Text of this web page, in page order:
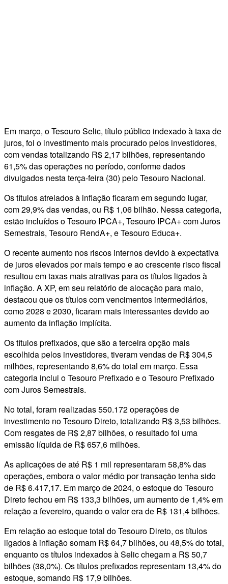
Em março, o Tesouro Selic, título público indexado à taxa de
juros, foi o investimento mais procurado pelos investidores,
com vendas totalizando R$ 2,17 bilhões, representando
61,5% das operações no período, conforme dados
divulgados nesta terça-feira (30) pelo Tesouro Nacional.
Os títulos atrelados à inflação ficaram em segundo lugar,
com 29,9% das vendas, ou R$ 1,06 bilhão. Nessa categoria,
estão incluídos o Tesouro IPCA+, Tesouro IPCA+ com Juros
Semestrais, Tesouro RendA+, e Tesouro Educa+.
O recente aumento nos riscos internos devido à expectativa
de juros elevados por mais tempo e ao crescente risco fiscal
resultou em taxas mais atrativas para os títulos ligados à
inflação. A XP, em seu relatório de alocação para maio,
destacou que os títulos com vencimentos intermediários,
como 2028 e 2030, ficaram mais interessantes devido ao
aumento da inflação implícita.
Os títulos prefixados, que são a terceira opção mais
escolhida pelos investidores, tiveram vendas de R$ 304,5
milhões, representando 8,6% do total em março. Essa
categoria inclui o Tesouro Prefixado e o Tesouro Prefixado
com Juros Semestrais.
No total, foram realizadas 550.172 operações de
investimento no Tesouro Direto, totalizando R$ 3,53 bilhões.
Com resgates de R$ 2,87 bilhões, o resultado foi uma
emissão líquida de R$ 657,6 milhões.
As aplicações de até R$ 1 mil representaram 58,8% das
operações, embora o valor médio por transação tenha sido
de R$ 6.417,17. Em março de 2024, o estoque do Tesouro
Direto fechou em R$ 133,3 bilhões, um aumento de 1,4% em
relação a fevereiro, quando o valor era de R$ 131,4 bilhões.
Em relação ao estoque total do Tesouro Direto, os títulos
ligados à inflação somam R$ 64,7 bilhões, ou 48,5% do total,
enquanto os títulos indexados à Selic chegam a R$ 50,7
bilhões (38,0%). Os títulos prefixados representam 13,4% do
estoque, somando R$ 17,9 bilhões.